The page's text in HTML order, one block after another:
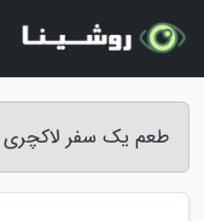
طعم یک سفر لاکچری